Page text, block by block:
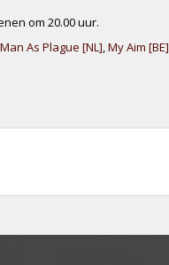
om 20.00 uur.
Man As Plague [NL],My Aim [BE]